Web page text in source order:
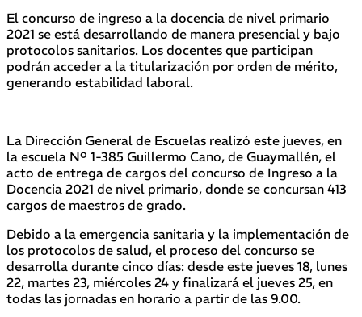
El concurso de ingreso a la docencia de nivel primario
2021 se está desarrollando de manera presencial y bajo
protocolos sanitarios. Los docentes que participan
podrán acceder a la titularización por orden de mérito,
generando estabilidad laboral.
La Dirección General de Escuelas realizó este jueves, en
la escuela Nº 1-385 Guillermo Cano, de Guaymallén, el
acto de entrega de cargos del concurso de Ingreso a la
Docencia 2021 de nivel primario, donde se concursan 413
cargos de maestros de grado.
Debido a la emergencia sanitaria y la implementación de
los protocolos de salud, el proceso del concurso se
desarrolla durante cinco días: desde este jueves 18, lunes
22, martes 23, miércoles 24 y finalizará el jueves 25, en
todas las jornadas en horario a partir de las 9.00.